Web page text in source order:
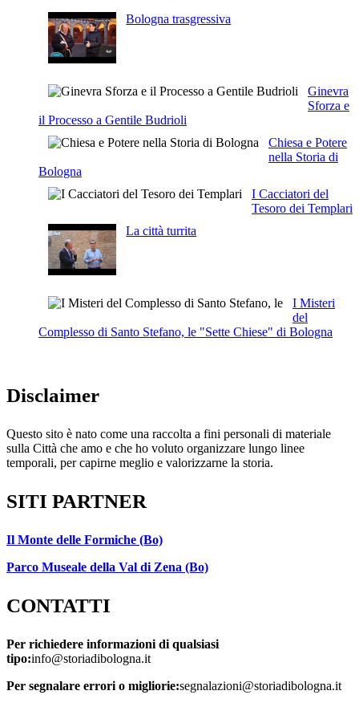
Bologna trasgressiva
Ginevra
Sforza e
il Processo a Gentile Budrioli
Chiesa e Potere
nella Storia di
Bologna
I Cacciatori del
Tesoro dei Templari
La città turrita
I Misteri
del
Complesso di Santo Stefano, le "Sette Chiese" di Bologna
Disclaimer
Questo sito è nato come una raccolta a fini personali di materiale
sulla Città che amo e che ho voluto organizzare lungo linee
temporali, per capirne meglio e valorizzarne la storia.
SITI PARTNER
Il Monte delle Formiche (Bo)
Parco Museale della Val di Zena (Bo)
CONTATTI
Per richiedere informazioni di qualsiasi
tipo:info@storiadibologna.it
Per segnalare errori o migliorie:segnalazioni@storiadibologna.it